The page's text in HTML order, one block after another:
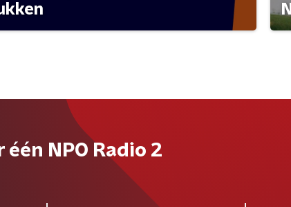
één NPO Radio 2